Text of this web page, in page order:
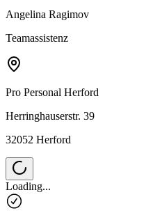
Angelina Ragimov
Teamassistenz
Pro Personal Herford
Herringhauserstr. 39
32052 Herford
Loading...